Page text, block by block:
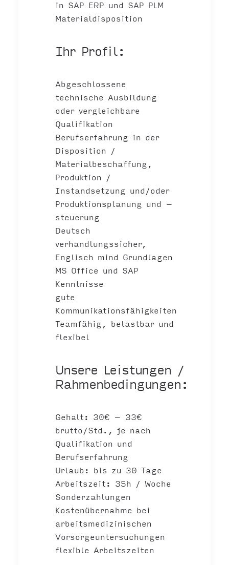
in SAP ERP und SAP PLM
Materialdisposition
Ihr Profil:
Abgeschlossene
technische Ausbildung
oder vergleichbare
Qualifikation
Berufserfahrung in der
Disposition /
Materialbeschaffung,
Produktion /
Instandsetzung und/oder
Produktionsplanung und –
steuerung
Deutsch
verhandlungssicher,
Englisch mind Grundlagen
MS Office und SAP
Kenntnisse
gute
Kommunikationsfähigkeiten
Teamfähig, belastbar und
flexibel
Unsere Leistungen /
Rahmenbedingungen:
Gehalt: 30€ – 33€
brutto/Std., je nach
Qualifikation und
Berufserfahrung
Urlaub: bis zu 30 Tage
Arbeitszeit: 35h / Woche
Sonderzahlungen
Kostenübernahme bei
arbeitsmedizinischen
Vorsorgeuntersuchungen
flexible Arbeitszeiten